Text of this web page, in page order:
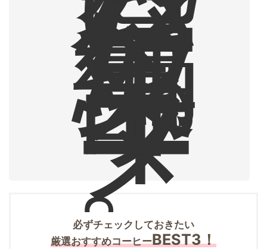
っ
た
編
集
部
ラ
イ
タ
ー
。
必ずチェックしておきたい
厳選おすすめコーヒーBEST3！